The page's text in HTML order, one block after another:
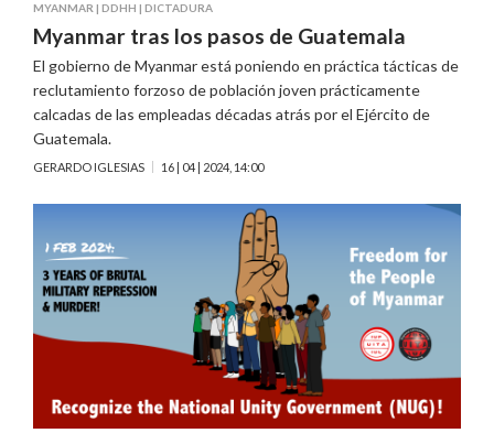
MYANMAR| DDHH | DICTADURA
Myanmar tras los pasos de Guatemala
El gobierno de Myanmar está poniendo en práctica tácticas de
reclutamiento forzoso de población joven prácticamente
calcadas de las empleadas décadas atrás por el Ejército de
Guatemala.
GERARDO IGLESIAS 16 | 04 | 2024, 14:00